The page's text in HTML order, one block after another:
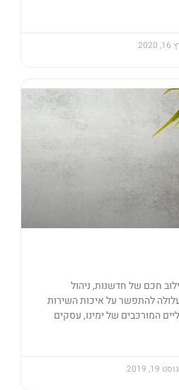
חכם של חדשנות, ניהול
להתפשר על איכות השירות
המורכבים של ימינו, עסקים
19, 2019